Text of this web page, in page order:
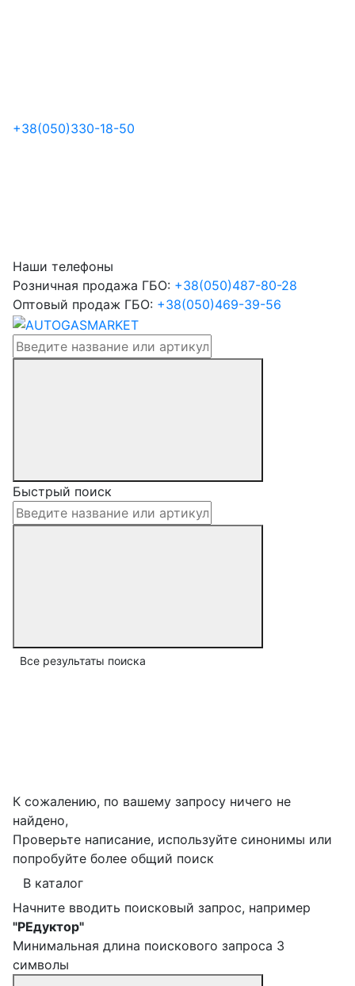
+38(050)330-18-50
Наши телефоны
Розничная продажа ГБО: +38(050)487-80-28
Оптовый продаж ГБО: +38(050)469-39-56
Быстрый поиск
Все результаты поиска
К сожалению, по вашему запросу ничего не
найдено,
Проверьте написание, используйте синонимы или
попробуйте более общий поиск
В каталог
Начните вводить поисковый запрос, например
"РЕдуктор"
Минимальная длина поискового запроса 3
символы